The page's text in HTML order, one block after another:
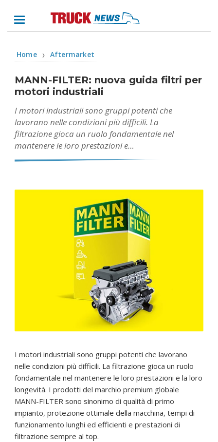
Home ❯ Aftermarket
MANN-FILTER: nuova guida filtri per
motori industriali
I motori industriali sono gruppi potenti che
lavorano nelle condizioni più difficili. La
filtrazione gioca un ruolo fondamentale nel
mantenere le loro prestazioni e…
I motori industriali sono gruppi potenti che lavorano
nelle condizioni più difficili. La filtrazione gioca un ruolo
fondamentale nel mantenere le loro prestazioni e la loro
longevità. I prodotti del marchio premium globale
MANN-FILTER sono sinonimo di qualità di primo
impianto, protezione ottimale della macchina, tempi di
funzionamento lunghi ed efficienti e prestazioni di
filtrazione sempre al top.